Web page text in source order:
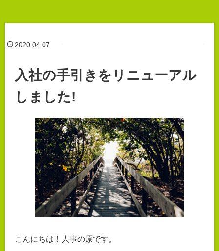
2020.04.07
入社の手引きをリニューアル
しました!
こんにちは！人事の原です。